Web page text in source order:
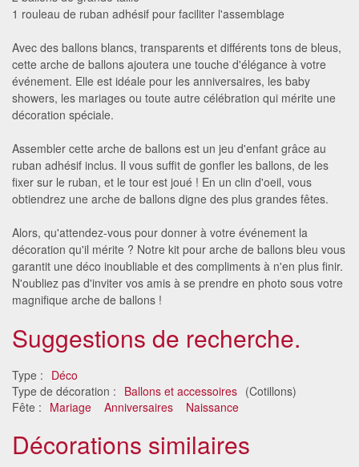
1 rouleau de ruban adhésif pour faciliter l'assemblage
Avec des ballons blancs, transparents et différents tons de bleus,
cette arche de ballons ajoutera une touche d'élégance à votre
événement. Elle est idéale pour les anniversaires, les baby
showers, les mariages ou toute autre célébration qui mérite une
décoration spéciale.
Assembler cette arche de ballons est un jeu d'enfant grâce au
ruban adhésif inclus. Il vous suffit de gonfler les ballons, de les
fixer sur le ruban, et le tour est joué ! En un clin d'oeil, vous
obtiendrez une arche de ballons digne des plus grandes fêtes.
Alors, qu'attendez-vous pour donner à votre événement la
décoration qu'il mérite ? Notre kit pour arche de ballons bleu vous
garantit une déco inoubliable et des compliments à n'en plus finir.
N'oubliez pas d'inviter vos amis à se prendre en photo sous votre
magnifique arche de ballons !
Suggestions de recherche.
Type : Déco
Type de décoration : Ballons et accessoires (Cotillons)
Fête : Mariage Anniversaires Naissance
Décorations similaires